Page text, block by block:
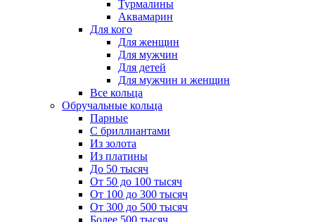
Турмалины
Аквамарин
Для кого
Для женщин
Для мужчин
Для детей
Для мужчин и женщин
Все кольца
Обручальные кольца
Парные
С бриллиантами
Из золота
Из платины
До 50 тысяч
От 50 до 100 тысяч
От 100 до 300 тысяч
От 300 до 500 тысяч
Более 500 тысяч